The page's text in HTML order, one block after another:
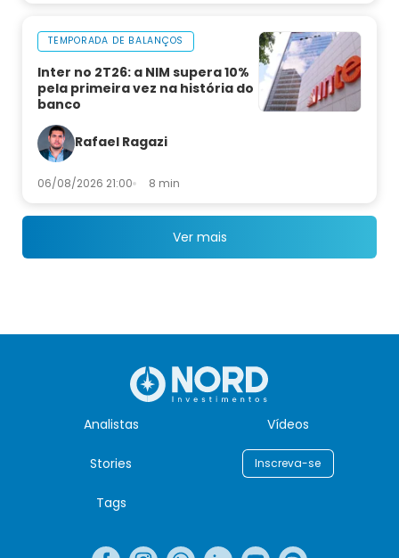
TEMPORADA DE BALANÇOS
Inter no 2T26: a NIM supera 10%
pela primeira vez na história do
banco
Rafael Ragazi
06/08/2026 21:00 8 min
Ver mais
Analistas Vídeos
Stories Inscreva-se
Tags